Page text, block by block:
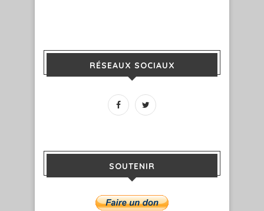
RÉSEAUX SOCIAUX
SOUTENIR